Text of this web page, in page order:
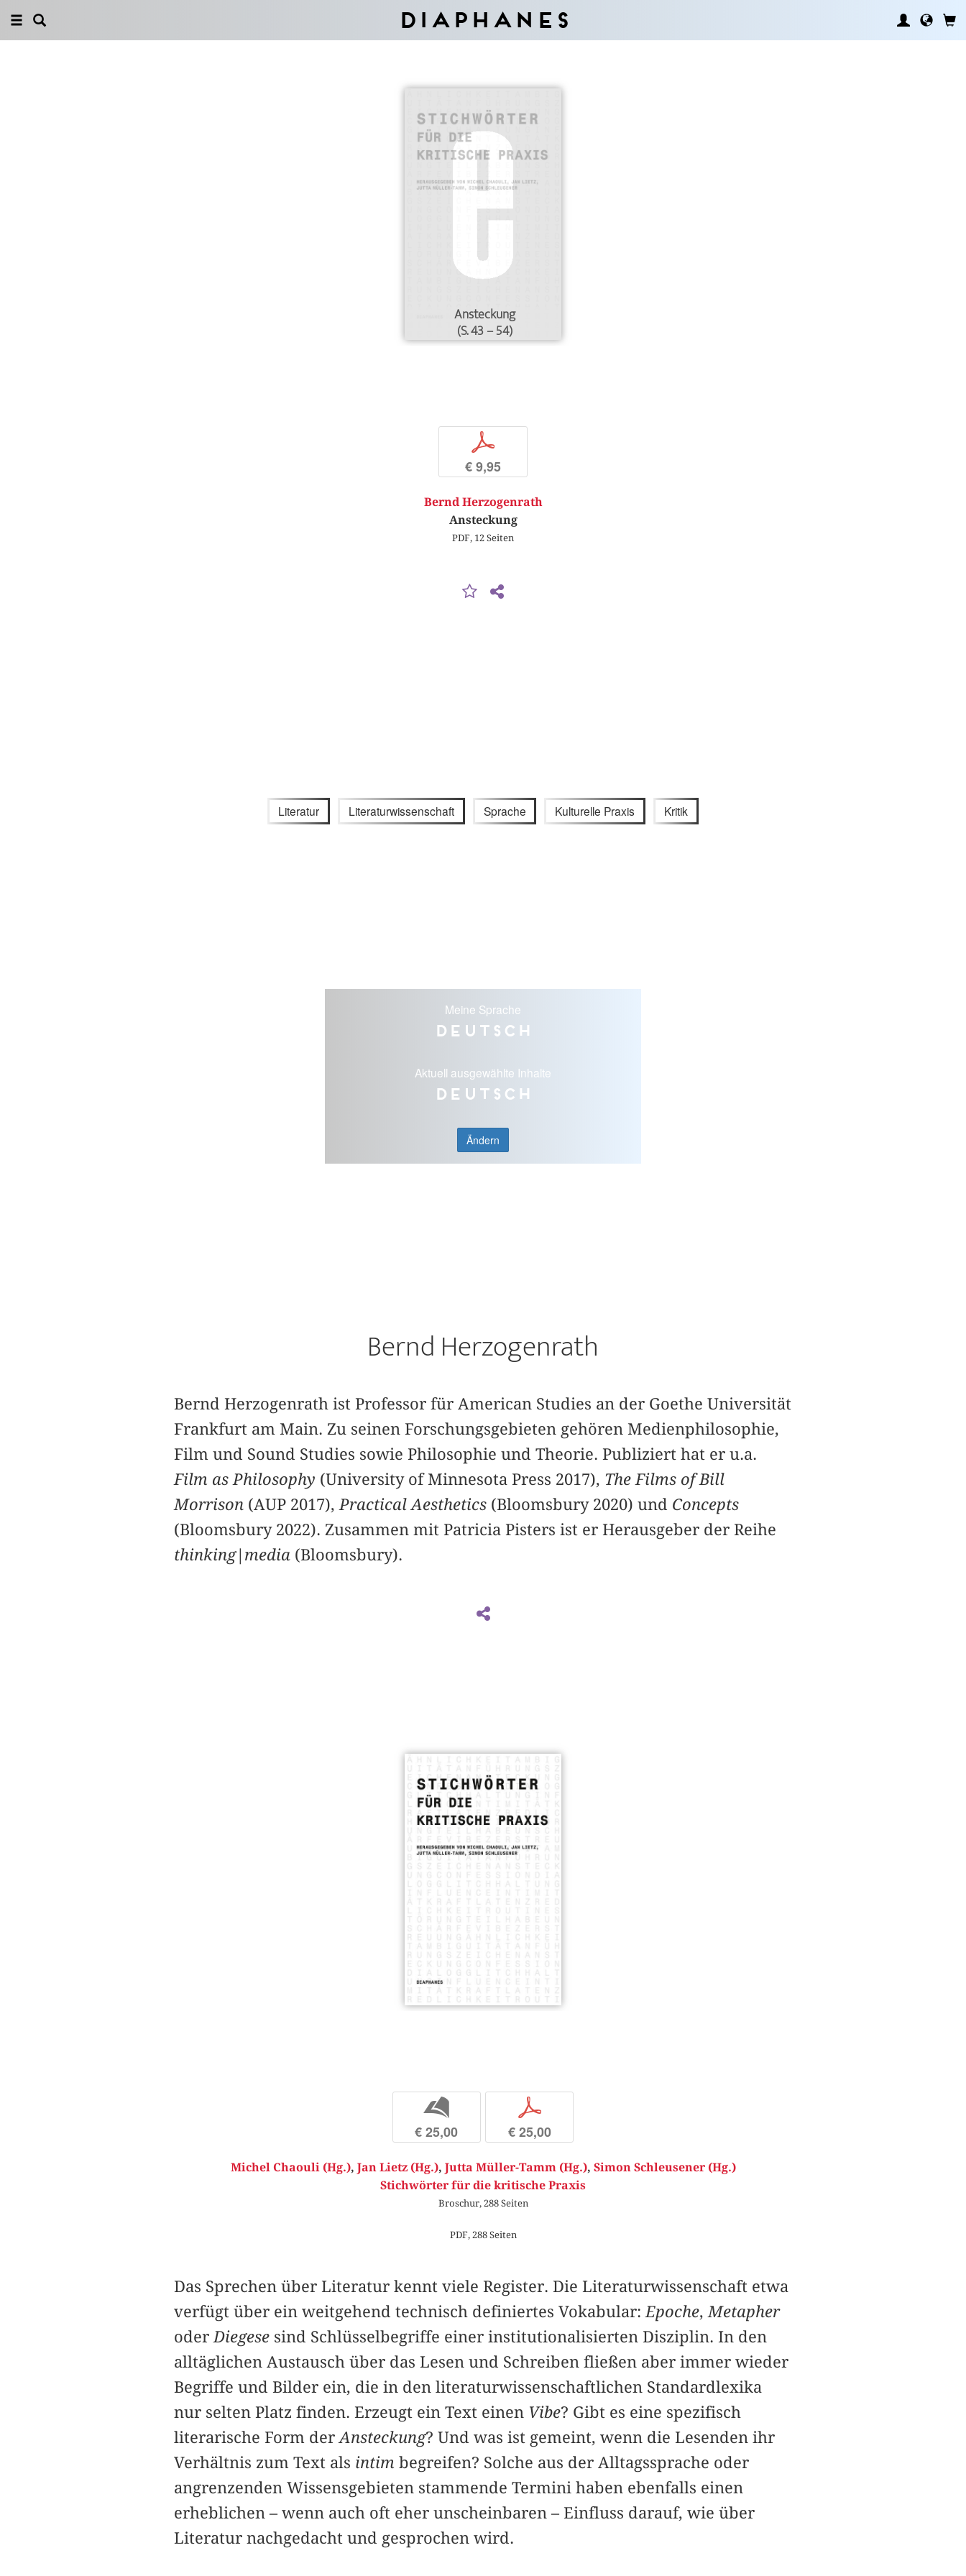
Diaphanes
Ansteckung
(S. 43 – 54)
p
€ 9,95
Bernd Herzogenrath
Ansteckung
PDF, 12 Seiten
Literatur Literaturwissenschaft Sprache Kulturelle Praxis Kritik
Meine Sprache
Deutsch
Aktuell ausgewählte Inhalte
Deutsch
Ändern
Bernd Herzogenrath
Bernd Herzogenrath ist Professor für American Studies an der Goethe Universität
Frankfurt am Main. Zu seinen Forschungsgebieten gehören Medienphilosophie,
Film und Sound Studies sowie Philosophie und Theorie. Publiziert hat er u.a.
Film as Philosophy (University of Minnesota Press 2017), The Films of Bill
Morrison(AUP 2017), Practical Aesthetics(Bloomsbury 2020) und Concepts
(Bloomsbury 2022). Zusammen mit Patricia Pisters ist er Herausgeber der Reihe ­
thinking|media (Bloomsbury).
b
€ 25,00
p
€ 25,00
Michel Chaouli (Hg.), Jan Lietz (Hg.), Jutta Müller-Tamm (Hg.), Simon Schleusener (Hg.)
Stichwörter für die kritische Praxis
Broschur, 288 Seiten
PDF, 288 Seiten
Das Sprechen über Literatur kennt viele Register. Die Literaturwissenschaft etwa
verfügt über ein weitgehend technisch definiertes Vokabular:Epoche,Metapher
oderDiegesesind Schlüsselbegriffe einer institutionalisierten Disziplin. In den
alltäglichen Austausch über das Lesen und Schreiben fließen aber immer wieder
Begriffe und Bilder ein, die in den literaturwissenschaftlichen Standardlexika
nur selten Platz finden. Erzeugt ein Text einen Vibe? Gibt es eine spezifisch
literarische Form derAnsteckung? Und was ist gemeint, wenn die Lesenden ihr
Verhältnis zum Text als intim begreifen? Solche aus der Alltagssprache oder
angrenzenden Wissensgebieten stammende Termini haben ebenfalls einen
erheblichen – wenn auch oft eher unscheinbaren – Einfluss darauf, wie über
Literatur nachgedacht und gesprochen wird.